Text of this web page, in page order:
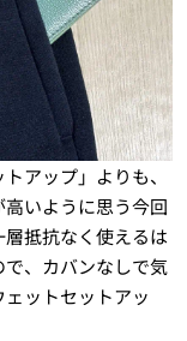
アップ」よりも、
いように思う今回
抵抗なく使えるは
、カバンなしで気
ットセットアッ